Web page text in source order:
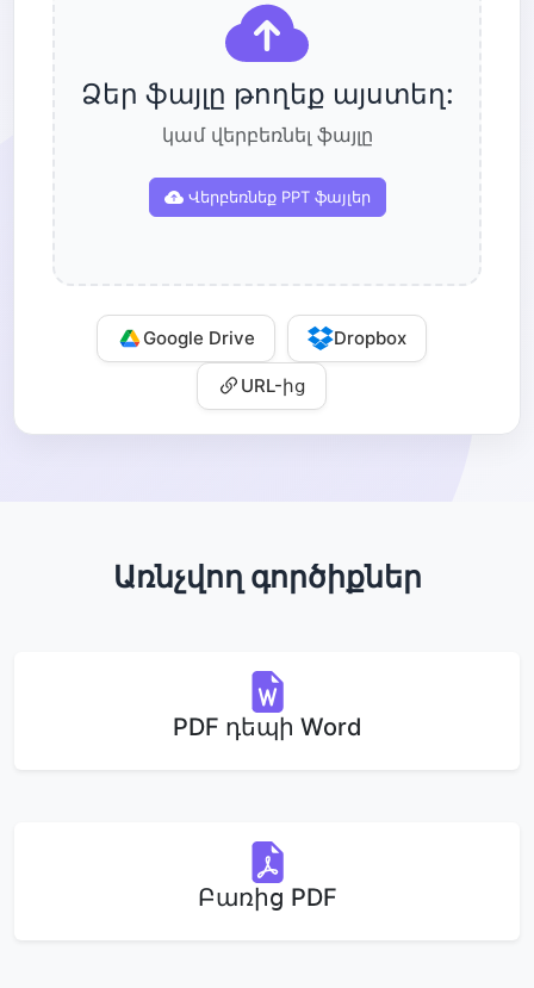
Ձեր ֆայլը թողեք այստեղ:
կամ վերբեռնել ֆայլը
Վերբեռնեք PPT ֆայլեր
Google Drive Dropbox
URL-ից
Առնչվող գործիքներ
PDF դեպի Word
Բառից PDF